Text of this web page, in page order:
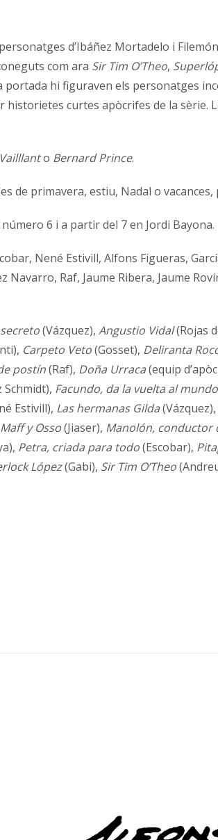
d’Ibáñez Mortadelo i
com ara Sir Tim O’Theo,
portada hi figuraven els personatges
curtes apòcrifes de la sèrie.
o Bernard Prince.
de primavera, estiu, Nadal o
6 i a partir del 7 en Jordi Bayona.
Nené Estivill, Alfons Figueras,
Raf, Jaume Ribera, Jaume
(Vázquez), Angustio Vidal(Rojas
Carpeto Veto(Gosset), Deliranta
postín(Raf), Doña Urraca(equip
Facundo, da la vuelta al mundo
Estivill), Las hermanas Gilda(Vázquez),
Maff y Osso(Jiaser), Manolón, conductor
Petra, criada para todo(Escobar),
López(Gabi), Sir Tim O’Theo